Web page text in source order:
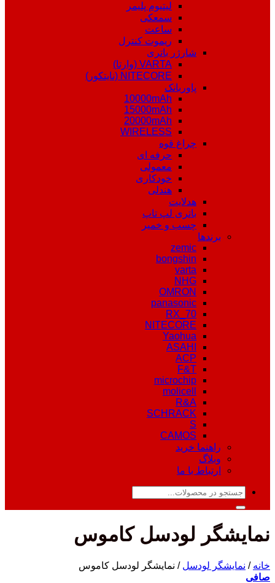
لیتیوم پلیمر
سمعکی
ساعت
ریموت کنترل
شارژر باتری
VARTA (وارتا)
NITECORE (نایتکور)
پاوربانک
10000mAh
15000mAh
20000mAh
WIRELESS
چراغ قوه
حرفه ای
معمولی
خودکاری
هندلی
هدلایت
باتری لپ تاپ
چسب و خمیر
برندها
zemic
bongshin
varta
NHG
OMRON
panasonic
RX_70
NITECORE
Yaohua
ASAHI
ACP
F&T
microchip
molicell
R&A
SCHRACK
S
CAMOS
راهنما خرید
وبلاگ
ارتباط با ما
جستجو
نمایشگر لودسل کاموس
خانه / نمایشگر لودسل / نمایشگر لودسل کاموس
صافی